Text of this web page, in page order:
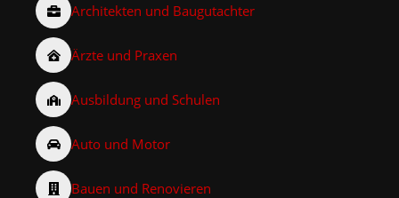
Architekten und Baugutachter
Ärzte und Praxen
Ausbildung und Schulen
Auto und Motor
Bauen und Renovieren